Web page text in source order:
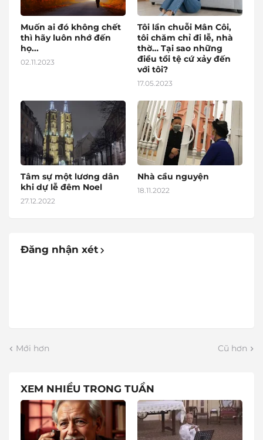
Muốn ai đó không chết
thì hãy luôn nhớ đến
họ...
02.11.2023
Tôi lần chuỗi Mân Côi,
tôi chăm chỉ đi lễ, nhà
thờ… Tại sao những
điều tồi tệ cứ xảy đến
với tôi?
17.05.2023
Tâm sự một lương dân
khi dự lễ đêm Noel
27.12.2022
Nhà cầu nguyện
18.11.2022
Đăng nhận xét
Mới hơn Cũ hơn
XEM NHIỀU TRONG TUẦN